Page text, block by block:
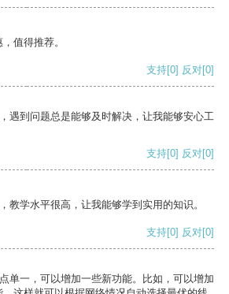
值得推荐。
支持[0] 反对[0]
遇到问题总是能够及时解决，让我能够安心工
支持[0] 反对[0]
教学水平很高，让我能够学到实用的知识。
支持[0] 反对[0]
单一，可以增加一些新功能。比如，可以增加